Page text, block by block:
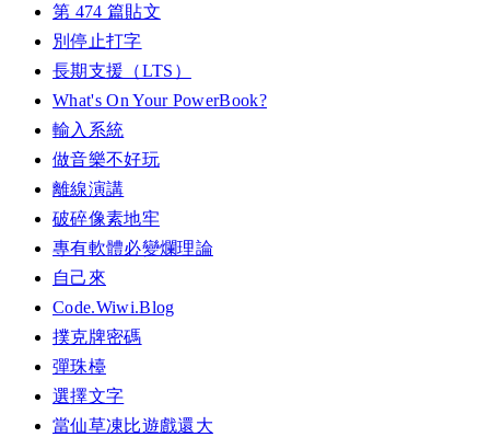
第 474 篇貼文
別停止打字
長期支援（LTS）
What's On Your PowerBook?
輸入系統
做音樂不好玩
離線演講
破碎像素地牢
專有軟體必變爛理論
自己來
Code.Wiwi.Blog
撲克牌密碼
彈珠檯
選擇文字
當仙草凍比遊戲還大